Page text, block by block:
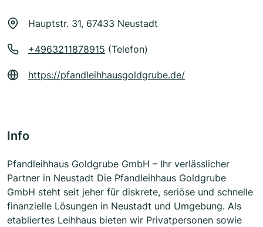
Hauptstr. 31, 67433 Neustadt
+4963211878915 (Telefon)
https://pfandleihhausgoldgrube.de/
Info
Pfandleihhaus Goldgrube GmbH – Ihr verlässlicher
Partner in Neustadt Die Pfandleihhaus Goldgrube
GmbH steht seit jeher für diskrete, seriöse und schnelle
finanzielle Lösungen in Neustadt und Umgebung. Als
etabliertes Leihhaus bieten wir Privatpersonen sowie